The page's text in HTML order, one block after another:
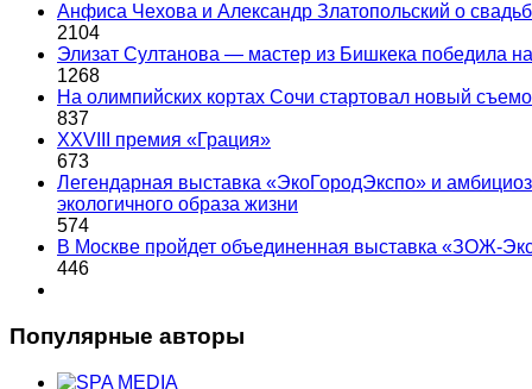
Анфиса Чехова и Александр Златопольский о
2104
Элизат Султанова — мастер из Бишкека победила
1268
На олимпийских кортах Сочи стартовал новый
837
XXVIII премия «Грация»
673
Легендарная выставка «ЭкоГородЭкспо» и
экологичного образа жизни
574
В Москве пройдет объединенная выставка «ЗОЖ-
446
Популярные авторы